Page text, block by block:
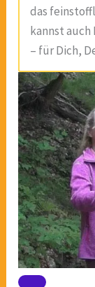
das
kannst auch
– für Dich,